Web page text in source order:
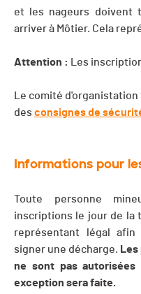
et les nageurs doivent
arriver à Môtier. Cela
Attention : Les
Le comité
des consignes de
Informations pour
Toute personne
inscriptions le jour de la
représentant légal
signer une décharge.
ne sont pas
exception sera faite.